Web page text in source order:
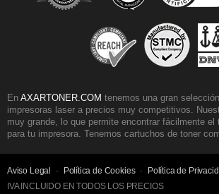
En AXARTONER.COM tenemos una gran
impresoras laser a precios muy competitivos.
muy grande, lo que permite encontrar fácilmente el
para tu impresora. Tenemos cartuchos de toner
para casi todos los fabricantes de impresoras.
Brother y los toner Samsung. Otra gama de
son los toner para impresoras Canon, también
Aviso Legal · Política de Cookies ·
Política de
IVA INCLUIDO EN TODOS LOS PRECIOS